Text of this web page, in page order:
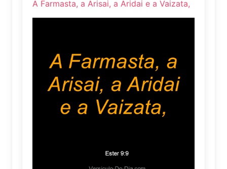
A Farmasta, a Arisai, a Aridai e a Vaizata,